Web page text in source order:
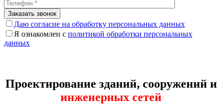
Даю согласие на обработку персональных данных
Я ознакомлен с политикой обработки персональных
данных
Проектирование зданий, сооружений и
инженерных сетей